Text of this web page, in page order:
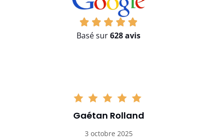
Basé sur628 avis
Gaétan Rolland
3 octobre 2025